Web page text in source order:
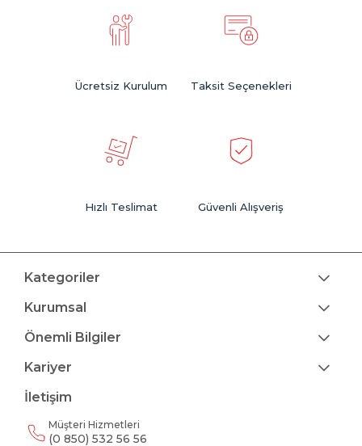
Ücretsiz Kurulum Taksit Seçenekleri
Hızlı Teslimat Güvenli Alışveriş
Kategoriler
Kurumsal
Önemli Bilgiler
Kariyer
İletişim
Müşteri Hizmetleri
(0 850) 532 56 56